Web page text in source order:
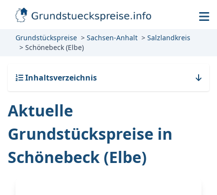
Grundstückspreise Sachsen-Anhalt
Salzlandkreis
Schönebeck (Elbe)
Inhaltsverzeichnis
Aktuelle
Grundstückspreise in
Schönebeck (Elbe)